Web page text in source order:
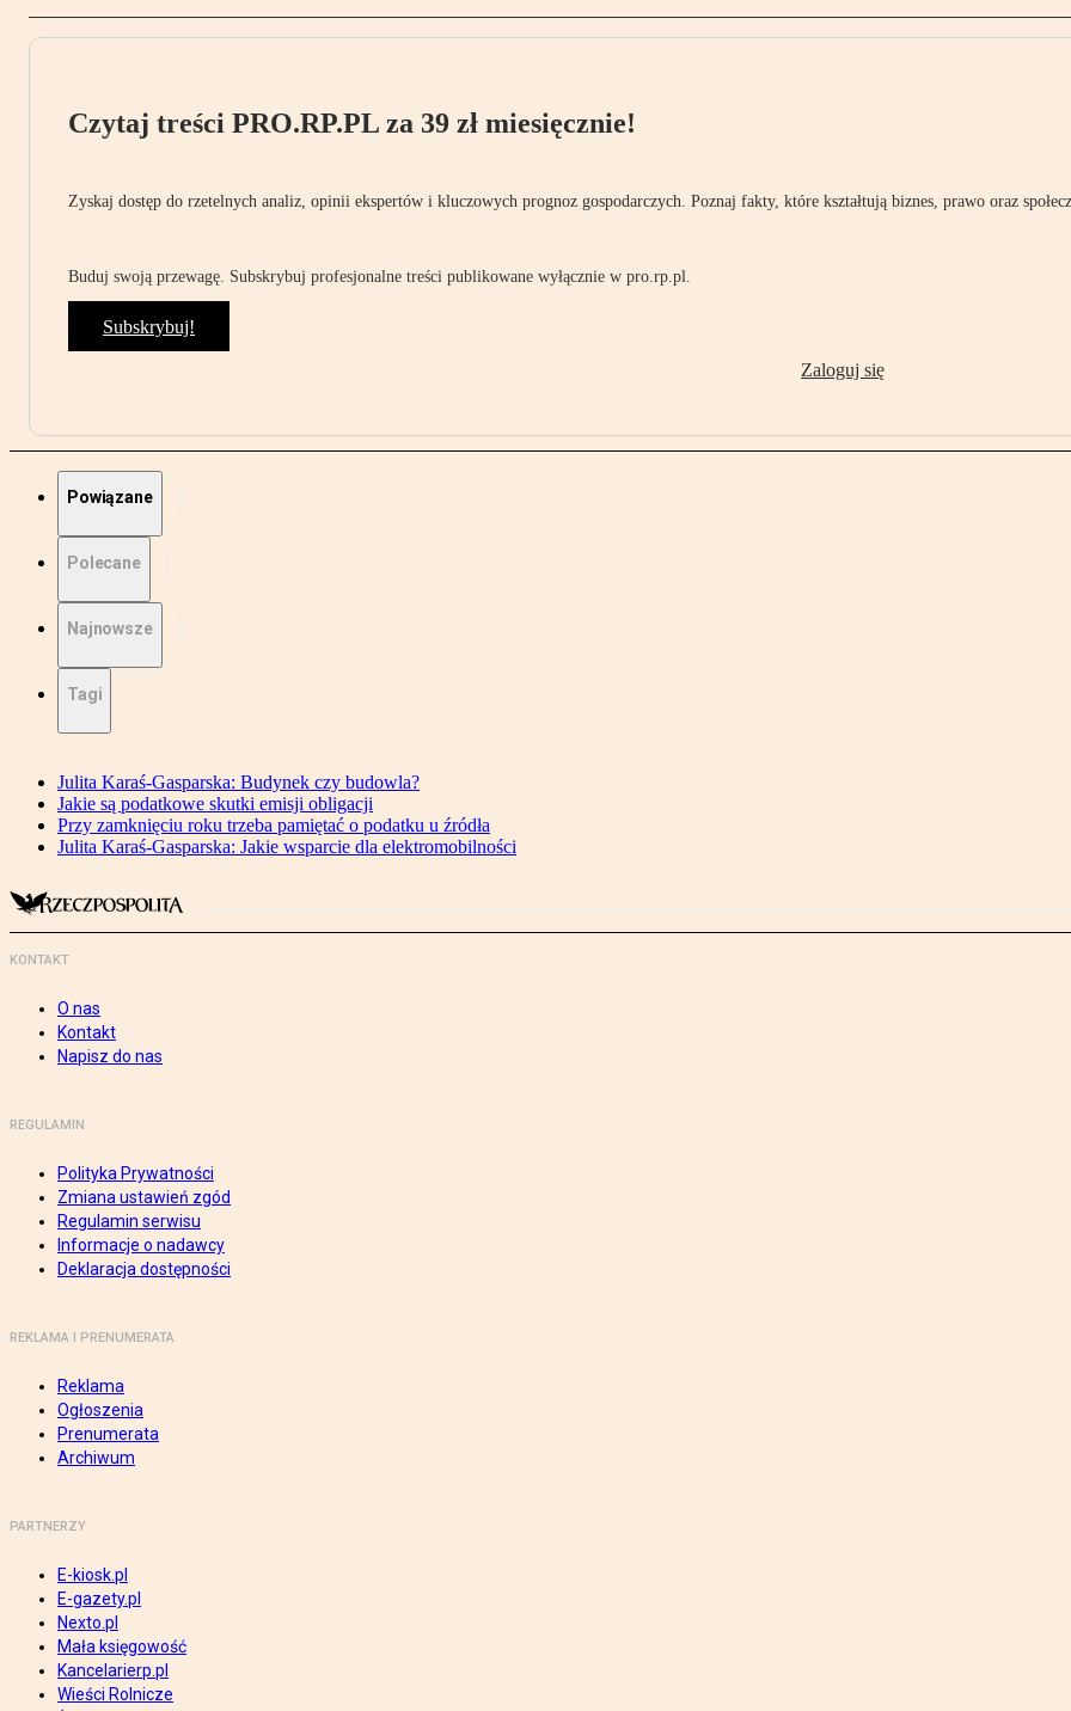
Czytaj treści PRO.RP.PL za 39 zł miesięcznie!
Zyskaj dostęp do rzetelnych analiz, opinii ekspertów i kluczowych prognoz gospodarczych. Poznaj fakty, które kształtują biznes, prawo oraz
Buduj swoją przewagę. Subskrybuj profesjonalne treści publikowane wyłącznie w pro.rp.pl.
Subskrybuj!
Zaloguj się
Powiązane
Polecane
Najnowsze
Tagi
Julita Karaś-Gasparska: Budynek czy budowla?
Jakie są podatkowe skutki emisji obligacji
Przy zamknięciu roku trzeba pamiętać o podatku u źródła
Julita Karaś-Gasparska: Jakie wsparcie dla elektromobilności
KONTAKT
O nas
Kontakt
Napisz do nas
REGULAMIN
Polityka Prywatności
Zmiana ustawień zgód
Regulamin serwisu
Informacje o nadawcy
Deklaracja dostępności
REKLAMA I PRENUMERATA
Reklama
Ogłoszenia
Prenumerata
Archiwum
PARTNERZY
E-kiosk.pl
E-gazety.pl
Nexto.pl
Mała księgowość
Kancelarierp.pl
Wieści Rolnicze